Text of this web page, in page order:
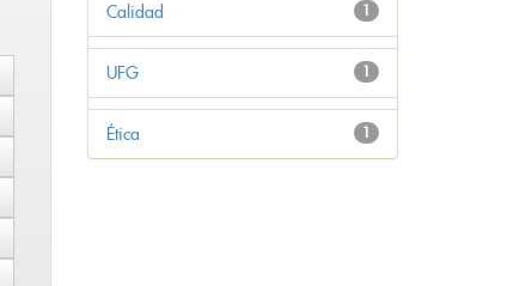
1
Calidad
1
UFG
1
Ética